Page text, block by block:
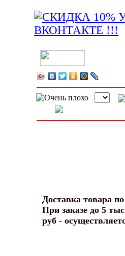
Доставка товара
При заказе до 5
руб -